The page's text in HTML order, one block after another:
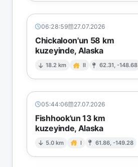
06:28:59 27.07.2026
Chickaloon'un 58 km
kuzeyinde, Alaska
18.2 km II 62.31, -148.68
05:44:06 27.07.2026
Fishhook'un 13 km
kuzeyinde, Alaska
5.0 km I 61.86, -149.28